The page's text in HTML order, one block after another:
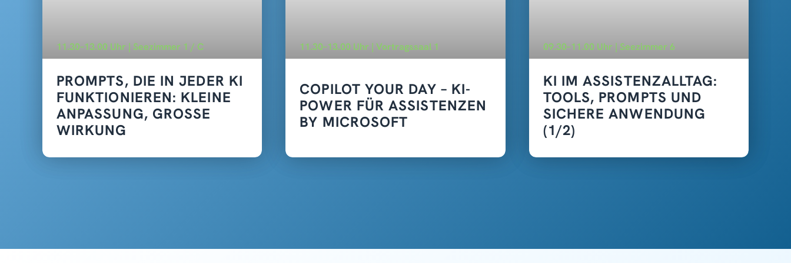
11.30–13.00 Uhr | Seezimmer 1 / C
PROMPTS, DIE IN JEDER KI
FUNKTIONIEREN: KLEINE
ANPASSUNG, GROSSE
WIRKUNG
11.30–13.00 Uhr | Vortragssaal 1
COPILOT YOUR DAY – KI-
POWER FÜR ASSISTENZEN
BY MICROSOFT
09.30–11.00 Uhr | Seezimmer 6
KI IM ASSISTENZALLTAG:
TOOLS, PROMPTS UND
SICHERE ANWENDUNG
(1/2)